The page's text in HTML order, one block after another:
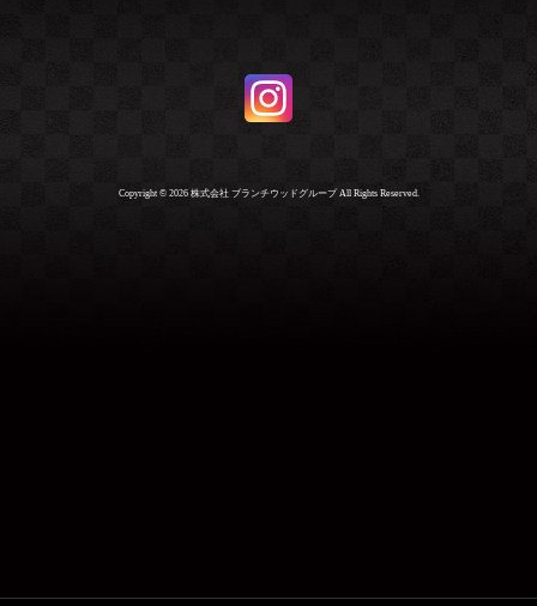
Copyright © 2026 株式会社 ブランチウッドグループ All Rights Reserved.